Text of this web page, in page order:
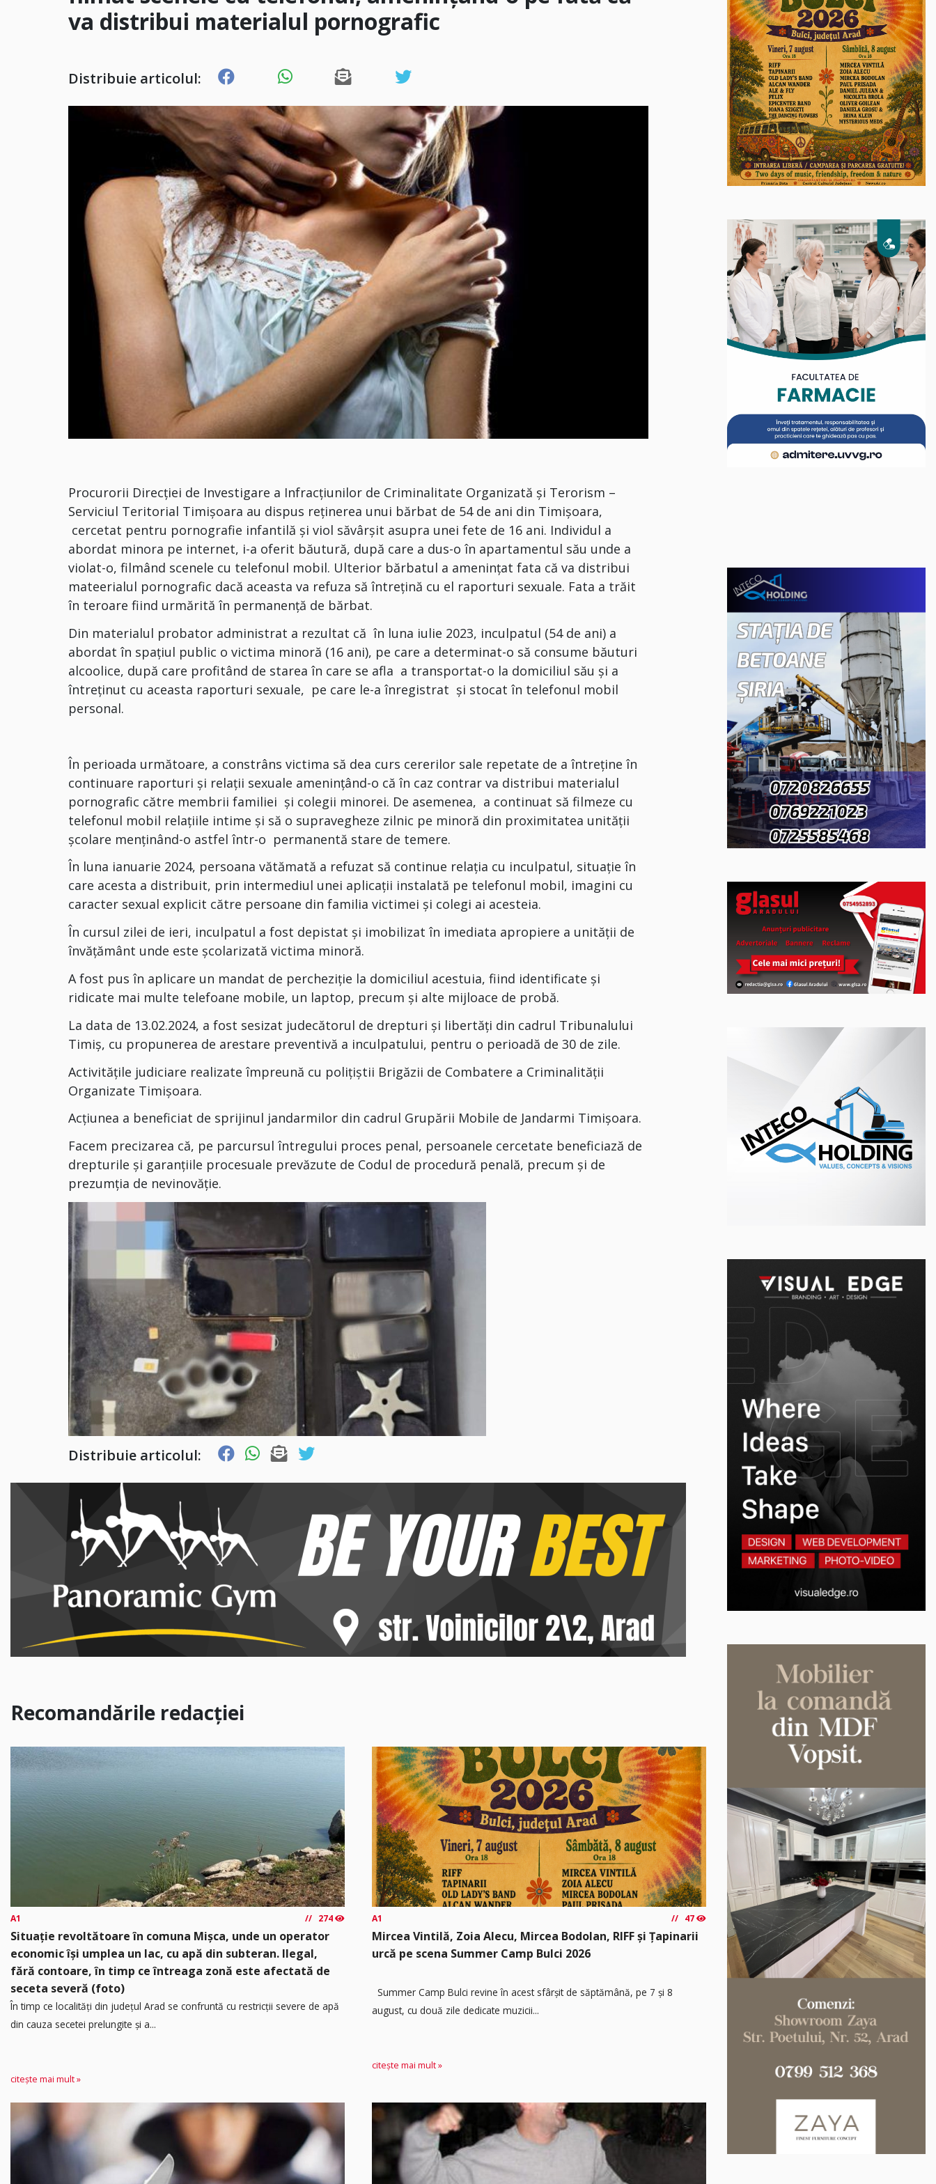
va distribui materialul pornografic
Distribuie articolul:
Procurorii Direcției de Investigare a Infracțiunilor de Criminalitate Organizată și Terorism –
Serviciul Teritorial Timișoara au dispus reținerea unui bărbat de 54 de ani din Timișoara,
cercetat pentru pornografie infantilă și viol săvârșit asupra unei fete de 16 ani. Individul a
abordat minora pe internet, i-a oferit băutură, după care a dus-o în apartamentul său unde a
violat-o, filmând scenele cu telefonul mobil. Ulterior bărbatul a amenințat fata că va distribui
mateerialul pornografic dacă aceasta va refuza să întrețină cu el raporturi sexuale. Fata a trăit
în teroare fiind urmărită în permanență de bărbat.
Din materialul probator administrat a rezultat că în luna iulie 2023, inculpatul (54 de ani) a
abordat în spațiul public o victima minoră (16 ani), pe care a determinat-o să consume băuturi
alcoolice, după care profitând de starea în care se afla a transportat-o la domiciliul său și a
întreținut cu aceasta raporturi sexuale, pe care le-a înregistrat și stocat în telefonul mobil
personal.
În perioada următoare, a constrâns victima să dea curs cererilor sale repetate de a întreține în
continuare raporturi și relații sexuale amenințând-o că în caz contrar va distribui materialul
pornografic către membrii familiei și colegii minorei. De asemenea, a continuat să filmeze cu
telefonul mobil relațiile intime și să o supravegheze zilnic pe minoră din proximitatea unității
școlare menținând-o astfel într-o permanentă stare de temere.
În luna ianuarie 2024, persoana vătămată a refuzat să continue relația cu inculpatul, situație în
care acesta a distribuit, prin intermediul unei aplicații instalată pe telefonul mobil, imagini cu
caracter sexual explicit către persoane din familia victimei și colegi ai acesteia.
În cursul zilei de ieri, inculpatul a fost depistat și imobilizat în imediata apropiere a unității de
învățământ unde este școlarizată victima minoră.
A fost pus în aplicare un mandat de percheziție la domiciliul acestuia, fiind identificate și
ridicate mai multe telefoane mobile, un laptop, precum și alte mijloace de probă.
La data de 13.02.2024, a fost sesizat judecătorul de drepturi și libertăți din cadrul Tribunalului
Timiș, cu propunerea de arestare preventivă a inculpatului, pentru o perioadă de 30 de zile.
Activitățile judiciare realizate împreună cu polițiștii Brigăzii de Combatere a Criminalității
Organizate Timișoara.
Acțiunea a beneficiat de sprijinul jandarmilor din cadrul Grupării Mobile de Jandarmi Timișoara.
Facem precizarea că, pe parcursul întregului proces penal, persoanele cercetate beneficiază de
drepturile și garanțiile procesuale prevăzute de Codul de procedură penală, precum și de
prezumția de nevinovăție.
Distribuie articolul:
Recomandările redacției
A1 274
Situație revoltătoare în comuna Mișca, unde un operator
economic își umplea un lac, cu apă din subteran. Ilegal,
fără contoare, în timp ce întreaga zonă este afectată de
seceta severă (foto)
În timp ce localități din județul Arad se confruntă cu restricții severe de apă
din cauza secetei prelungite și a...
citește mai mult »
A1 47
Mircea Vintilă, Zoia Alecu, Mircea Bodolan, RIFF și Țapinarii
urcă pe scena Summer Camp Bulci 2026
Summer Camp Bulci revine în acest sfârșit de săptămână, pe 7 și 8
august, cu două zile dedicate muzicii...
citește mai mult »